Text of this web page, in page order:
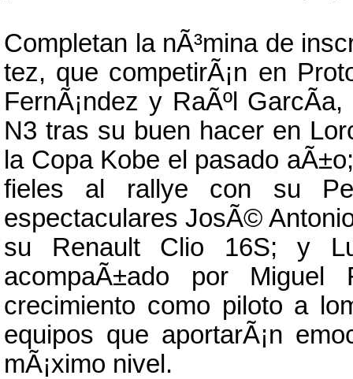
Completan la nÃ³mina de
tez, que competirÃ¡n en
FernÃ¡ndez y RaÃºl
N3 tras su buen hacer en
la Copa Kobe el pasado
fieles al rallye con su
espectaculares JosÃ©
su Renault Clio 16S; y
acompaÃ±ado por Miguel
crecimiento como piloto a
equipos que aportarÃ¡n
mÃ¡ximo nivel.